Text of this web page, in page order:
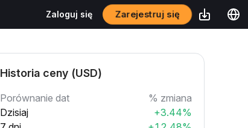
Zaloguj się Zarejestruj się
Historia ceny (USD)
Porównanie dat
% zmiana
Dzisiaj
+3.44%